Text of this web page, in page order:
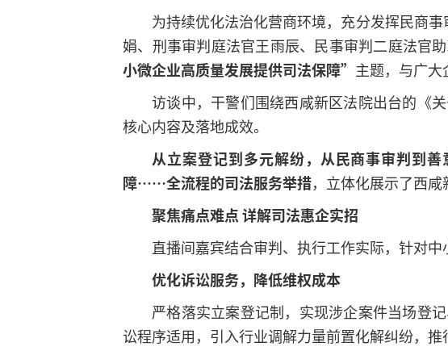
为持续优化法治化营商环境，充分发挥民商
娟、刑事审判庭法官王雨辰、民事审判二庭法官
小微企业高质量发展提供司法保障” 主题，与广大
访谈中，干警们围绕西咸新区法院出台的《
核心内容及落地成效。
从立案登记到多元解纷，从民商事审判到
障……全流程的司法服务举措，立体化展示了西
聚焦痛点难点 详解司法惠企实招
直播间嘉宾结合审判、执行工作实际，针对
优化诉讼服务，降低维权成本
严格落实立案登记制，实现涉企案件当场登
讼程序适用，引入行业调解力量前置化解纠纷，